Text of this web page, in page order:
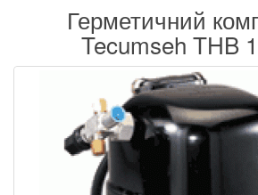
Герметичний
Tecumseh THB